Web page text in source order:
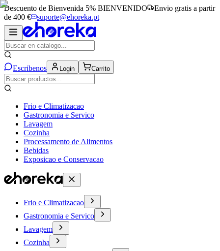
Descuento de Bienvenida 5% BIENVENIDO
Envio gratis a partir
de 400 €
suporte@ehoreka.pt
Escribenos Login Carrito
Frio e Climatizacao
Gastronomia e Servico
Lavagem
Cozinha
Processamento de Alimentos
Bebidas
Exposicao e Conservacao
Frio e Climatizacao
Gastronomia e Servico
Lavagem
Cozinha